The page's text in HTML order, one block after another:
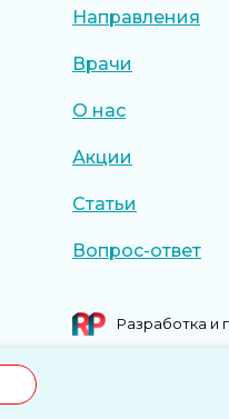
Направления
Врачи
О нас
Акции
Статьи
Вопрос-ответ
Разработка